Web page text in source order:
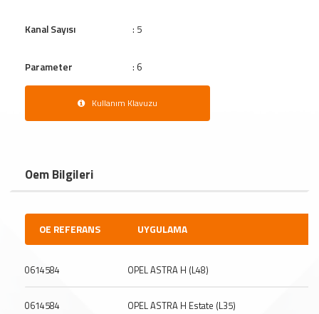
Kanal Sayısı : 5
Parameter : 6
Kullanım Klavuzu
Oem Bilgileri
OE REFERANS UYGULAMA
0614584 OPEL ASTRA H (L48)
0614584 OPEL ASTRA H Estate (L35)